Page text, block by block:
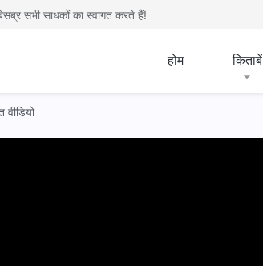
सभी साधकों का स्वागत करते हैं!
होम किताबें